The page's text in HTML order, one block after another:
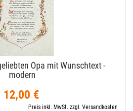
Opa mit Wunschtext -
modern
12,00 €
Preis inkl. MwSt. zzgl. Versandkosten